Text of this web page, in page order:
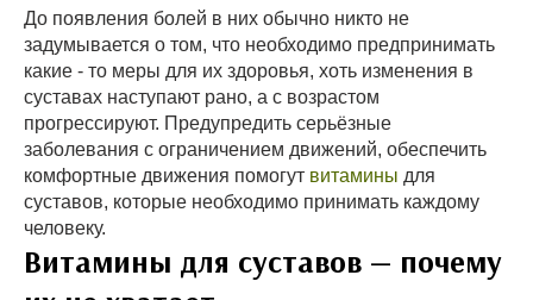
До появления болей в них обычно никто не
задумывается о том, что необходимо предпринимать
какие - то меры для их здоровья, хоть изменения в
суставах наступают рано, а с возрастом
прогрессируют. Предупредить серьёзные
заболевания с ограничением движений, обеспечить
комфортные движения помогут витамины для
суставов, которые необходимо принимать каждому
человеку.
Витамины для суставов — почему